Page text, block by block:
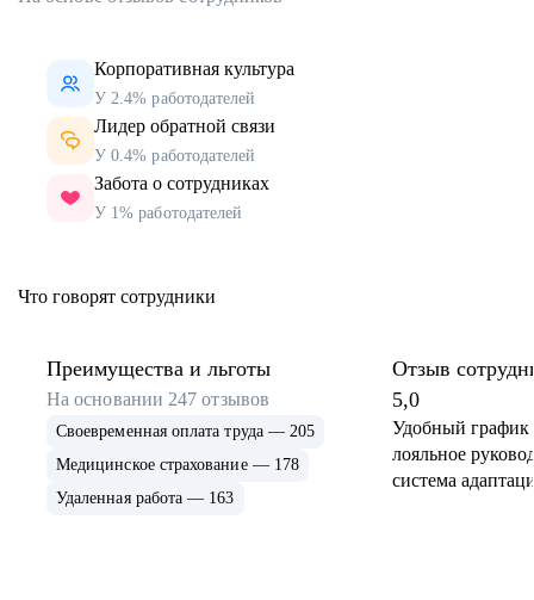
Корпоративная культура
У 2.4% работодателей
Лидер обратной связи
У 0.4% работодателей
Забота о сотрудниках
У 1% работодателей
Что говорят сотрудники
Преимущества и льготы
На основании 247 отзывов
Своевременная оплата труда — 205
Медицинское страхование — 178
Удаленная работа — 163
Отзыв
5,0
Удобный график
лояльное
система